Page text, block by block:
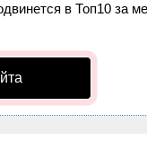
в Топ10 за